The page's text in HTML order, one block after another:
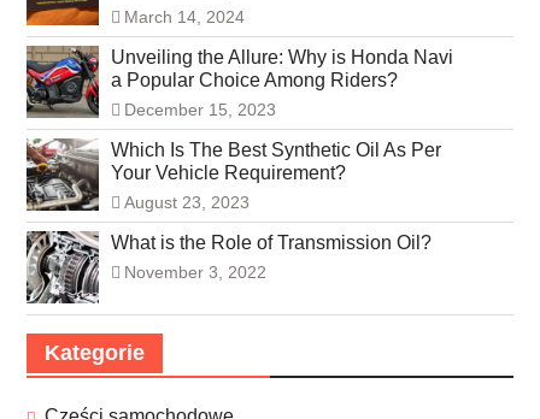
March 14, 2024
Unveiling the Allure: Why is Honda Navi
a Popular Choice Among Riders?
December 15, 2023
Which Is The Best Synthetic Oil As Per
Your Vehicle Requirement?
August 23, 2023
What is the Role of Transmission Oil?
November 3, 2022
Kategorie